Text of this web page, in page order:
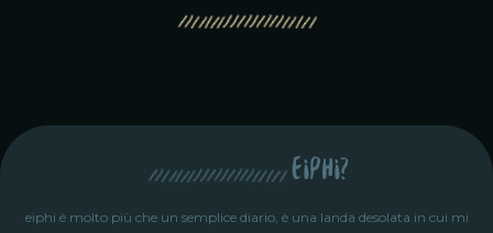
eiphi?
eiphi è molto più che un semplice diario, è una landa desolata in cui mi